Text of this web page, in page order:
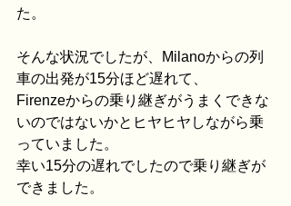
た。
そんな状況でしたが、Milanoからの列
車の出発が15分ほど遅れて、
Firenzeからの乗り継ぎがうまくできな
いのではないかとヒヤヒヤしながら乗
っていました。
幸い15分の遅れでしたので乗り継ぎが
できました。